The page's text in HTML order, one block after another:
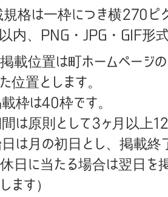
格は一枠につき横270ピ
内、PNG・JPG・GIF形
載位置は町ホームページ
位置とします。
枠は40枠です。
は原則として3ヶ月以上
は月の初日とし、掲載終
日に当たる場合は翌日を
ます）